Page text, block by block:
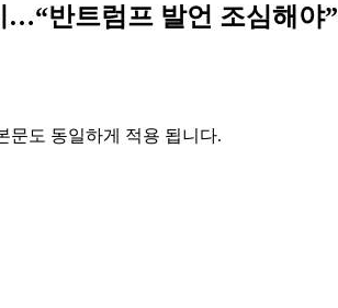
…“반트럼프 발언 조심해야”
문도 동일하게 적용 됩니다.